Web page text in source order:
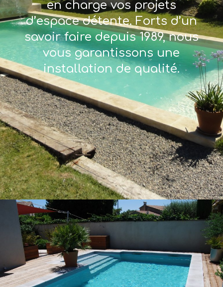
en charge vos projets
d’espace détente. Forts d’un
savoir faire depuis 1989, nous
vous garantissons une
installation de qualité.